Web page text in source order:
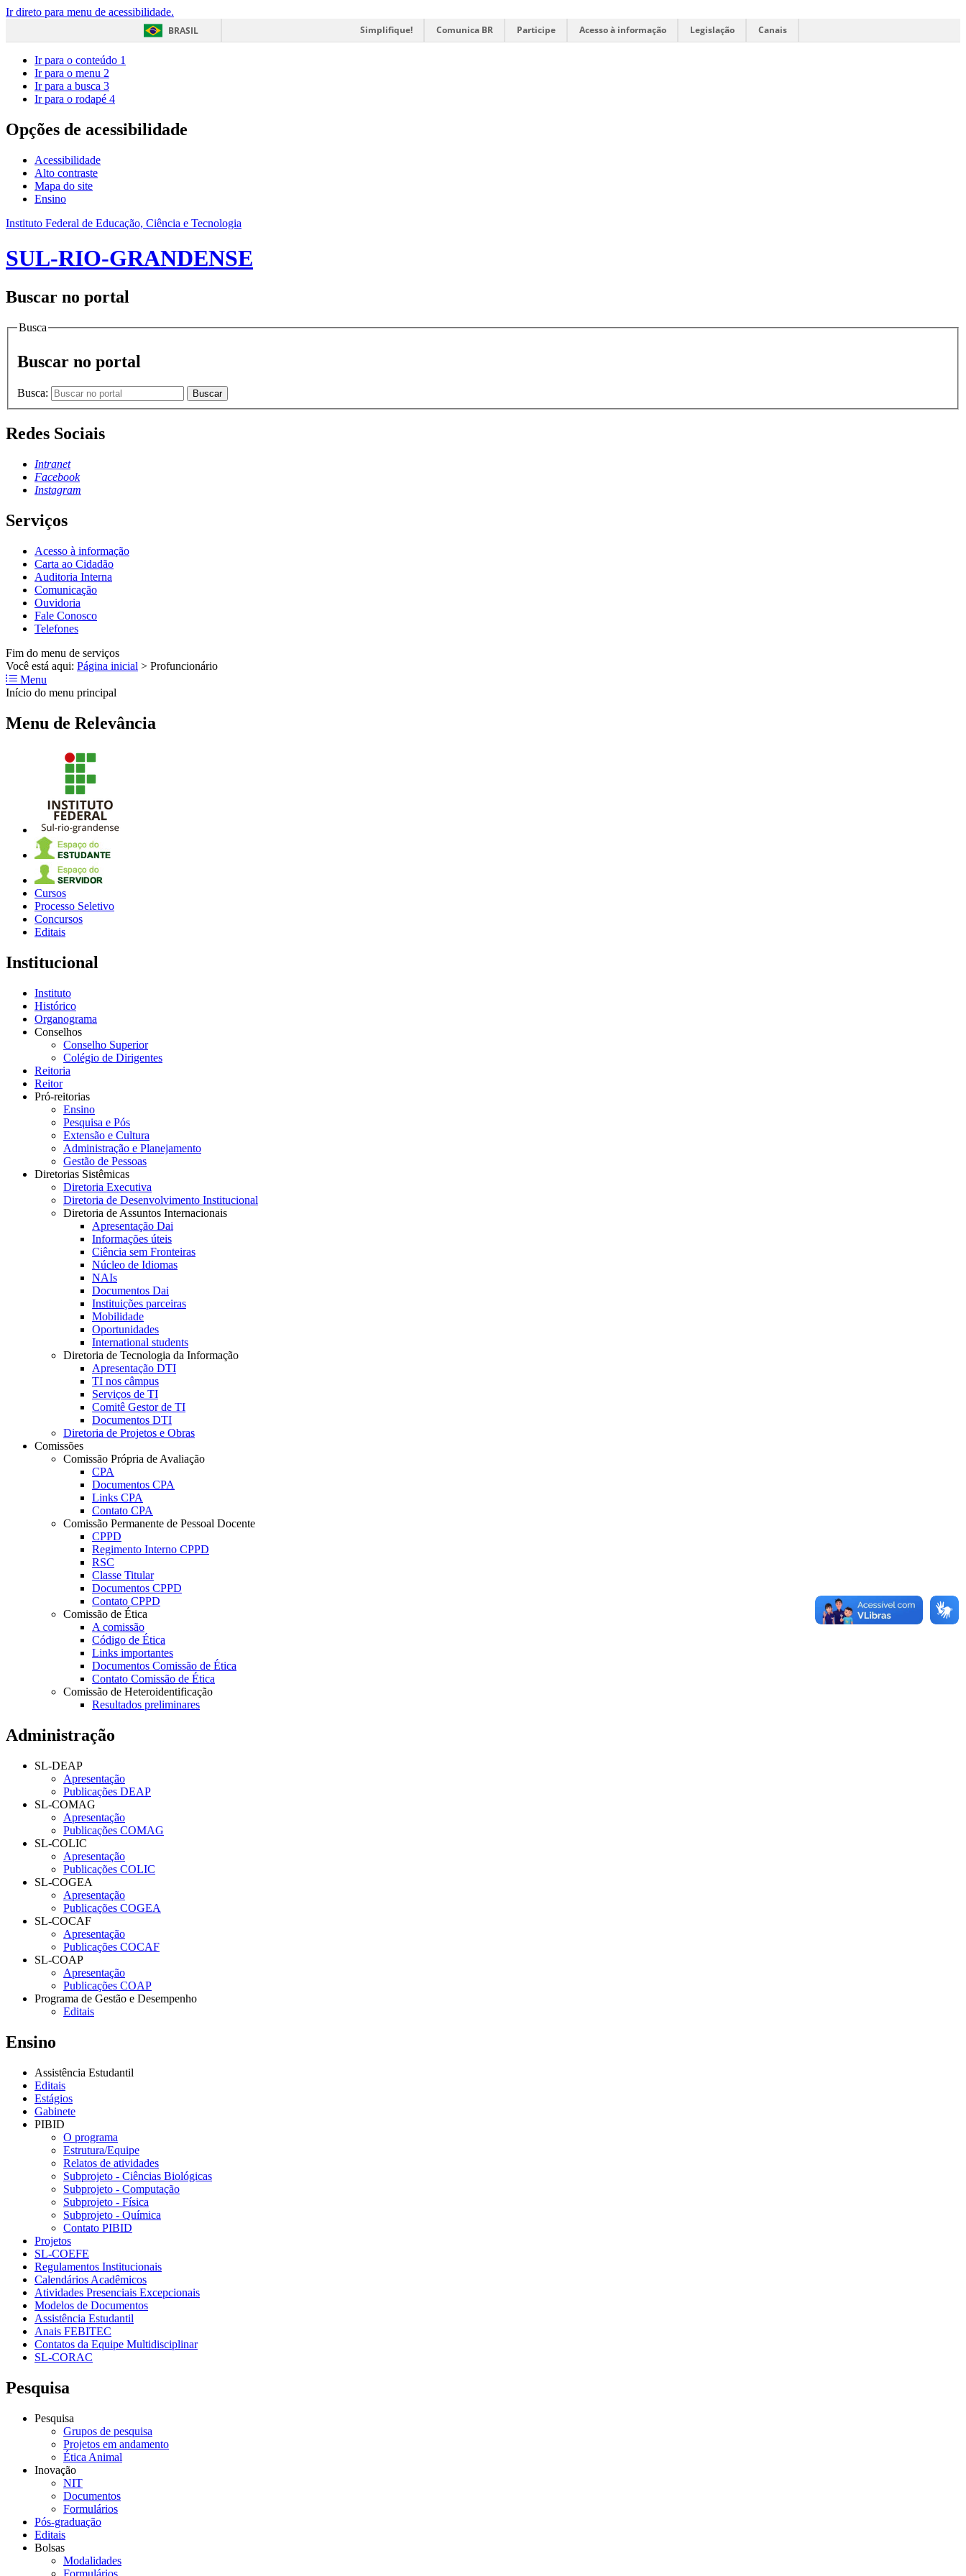
Ir direto para menu de acessibilidade.
BRASIL
Simplifique! Comunica BR Participe Acesso à informação Legislação Canais
Ir para o conteúdo 1
Ir para o menu 2
Ir para a busca 3
Ir para o rodapé 4
Opções de acessibilidade
Acessibilidade
Alto contraste
Mapa do site
Ensino
Instituto Federal de Educação, Ciência e Tecnologia
SUL-RIO-GRANDENSE
Buscar no portal
Busca
Buscar no portal
Busca: Buscar
Redes Sociais
Intranet
Facebook
Instagram
Serviços
Acesso à informação
Carta ao Cidadão
Auditoria Interna
Comunicação
Ouvidoria
Fale Conosco
Telefones
Fim do menu de serviços
Você está aqui: Página inicial > Profuncionário
Menu
Início do menu principal
Menu de Relevância
Cursos
Processo Seletivo
Concursos
Editais
Institucional
Instituto
Histórico
Organograma
Conselhos
Conselho Superior
Colégio de Dirigentes
Reitoria
Reitor
Pró-reitorias
Ensino
Pesquisa e Pós
Extensão e Cultura
Administração e Planejamento
Gestão de Pessoas
Diretorias Sistêmicas
Diretoria Executiva
Diretoria de Desenvolvimento Institucional
Diretoria de Assuntos Internacionais
Apresentação Dai
Informações úteis
Ciência sem Fronteiras
Núcleo de Idiomas
NAIs
Documentos Dai
Instituições parceiras
Mobilidade
Oportunidades
International students
Diretoria de Tecnologia da Informação
Apresentação DTI
TI nos câmpus
Serviços de TI
Comitê Gestor de TI
Documentos DTI
Diretoria de Projetos e Obras
Comissões
Comissão Própria de Avaliação
CPA
Documentos CPA
Links CPA
Contato CPA
Comissão Permanente de Pessoal Docente
CPPD
Regimento Interno CPPD
RSC
Classe Titular
Documentos CPPD
Contato CPPD
Comissão de Ética
A comissão
Código de Ética
Links importantes
Documentos Comissão de Ética
Contato Comissão de Ética
Comissão de Heteroidentificação
Resultados preliminares
Administração
SL-DEAP
Apresentação
Publicações DEAP
SL-COMAG
Apresentação
Publicações COMAG
SL-COLIC
Apresentação
Publicações COLIC
SL-COGEA
Apresentação
Publicações COGEA
SL-COCAF
Apresentação
Publicações COCAF
SL-COAP
Apresentação
Publicações COAP
Programa de Gestão e Desempenho
Editais
Ensino
Assistência Estudantil
Editais
Estágios
Gabinete
PIBID
O programa
Estrutura/Equipe
Relatos de atividades
Subprojeto - Ciências Biológicas
Subprojeto - Computação
Subprojeto - Física
Subprojeto - Química
Contato PIBID
Projetos
SL-COEFE
Regulamentos Institucionais
Calendários Acadêmicos
Atividades Presenciais Excepcionais
Modelos de Documentos
Assistência Estudantil
Anais FEBITEC
Contatos da Equipe Multidisciplinar
SL-CORAC
Pesquisa
Pesquisa
Grupos de pesquisa
Projetos em andamento
Ética Animal
Inovação
NIT
Documentos
Formulários
Pós-graduação
Editais
Bolsas
Modalidades
Formulários